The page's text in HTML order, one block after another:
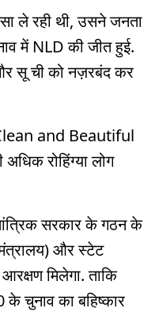
ले रही थी, उसने जनता
में NLD की जीत हुई.
सू ची को नज़रबंद कर
and Beautiful
रोहिंग्या लोग
सरकार के गठन के
और स्टेट
मिलेगा. ताकि
चुनाव का बहिष्कार